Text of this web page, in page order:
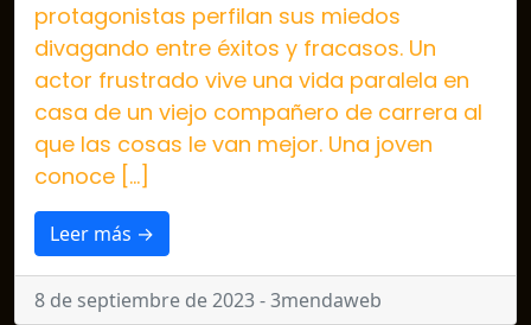
protagonistas perfilan sus miedos
divagando entre éxitos y fracasos. Un
actor frustrado vive una vida paralela en
casa de un viejo compañero de carrera al
que las cosas le van mejor. Una joven
conoce […]
Leer más →
8 de septiembre de 2023 - 3mendaweb